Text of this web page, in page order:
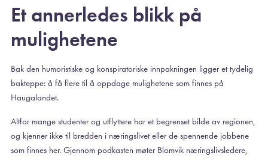
Et annerledes blikk på
mulighetene
Bak den humoristiske og konspiratoriske innpakningen ligger et tydelig
bakteppe: å få flere til å oppdage mulighetene som finnes på
Haugalandet.
Altfor mange studenter og utflyttere har et begrenset bilde av regionen,
og kjenner ikke til bredden i næringslivet eller de spennende jobbene
som finnes her. Gjennom podkasten møter Blomvik næringslivsledere,